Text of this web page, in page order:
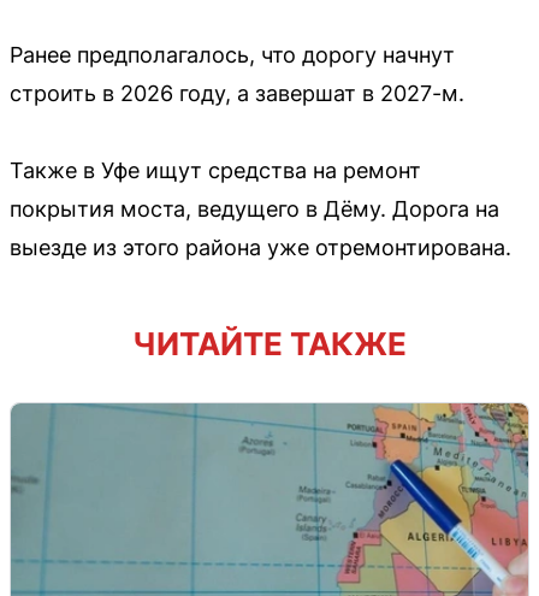
Ранее предполагалось, что дорогу начнут
строить в 2026 году, а завершат в 2027-м.
Также в Уфе ищут средства на ремонт
покрытия моста, ведущего в Дёму. Дорога на
выезде из этого района уже отремонтирована.
ЧИТАЙТЕ ТАКЖЕ